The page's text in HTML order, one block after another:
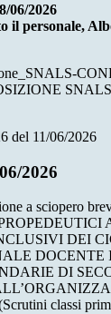
06/2026
il personale,
del 11/06/2026
2026
a sciopero
DEI
DOCENTE
DI
classi